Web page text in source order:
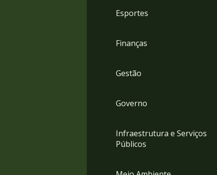
Esportes
Finanças
Gestão
Governo
Infraestrutura e Serviços
Públicos